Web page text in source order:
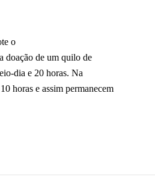
o
doação de um quilo de
dia e 20 horas. Na
horas e assim permanecem